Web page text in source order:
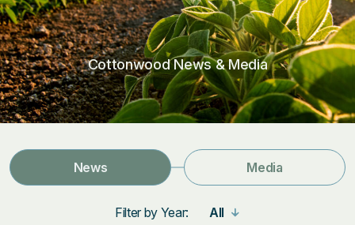
Cottonwood News & Media
News Media
Filter by Year: All